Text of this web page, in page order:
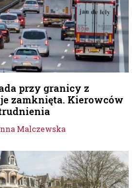
przy granicy z
zamknięta. Kierowców
Malczewska